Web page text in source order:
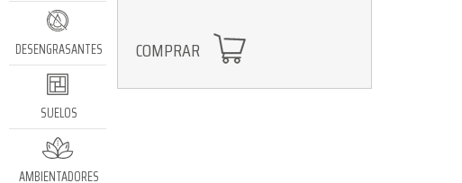
DESENGRASANTES
SUELOS
AMBIENTADORES
COMPRAR